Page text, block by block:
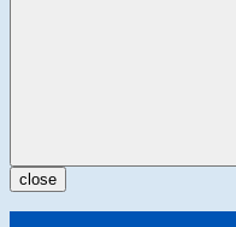
close